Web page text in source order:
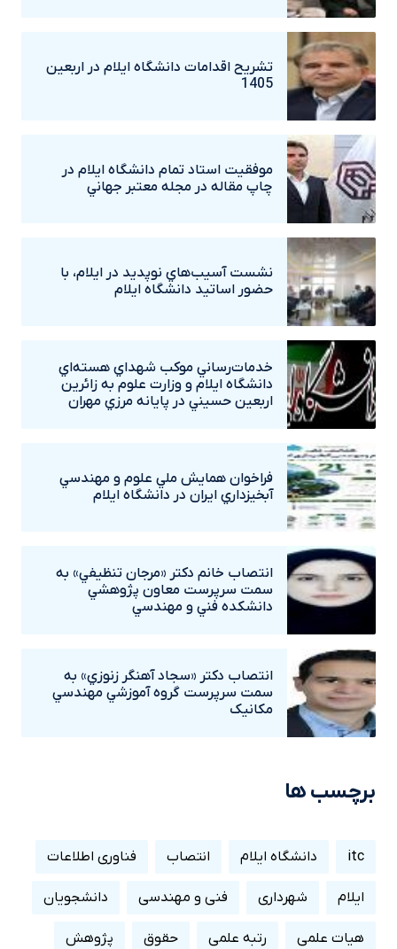
تشريح اقدامات دانشگاه ايلام در اربعين
1405
موفقيت استاد تمام دانشگاه ايلام در
چاپ مقاله در مجله معتبر جهاني
نشست آسيب‌هاي نوپديد در ايلام، با
حضور اساتيد دانشگاه ايلام
خدمات‌رساني موکب شهداي هسته‌اي
دانشگاه ايلام و وزارت علوم به زائرين
اربعين حسيني در پايانه مرزي مهران
فراخوان همايش ملي علوم و مهندسي
آبخيزداري ايران در دانشگاه ايلام
انتصاب خانم دکتر «مرجان تنظيفي» به
سمت سرپرست معاون پژوهشي
دانشکده فني و مهندسي
انتصاب دکتر «سجاد آهنگر زنوزي» به
سمت سرپرست گروه آموزشي مهندسي
مکانيک
برچسب ها
itc دانشگاه ایلام انتصاب فناوری اطلاعات
ایلام شهرداری فنی و مهندسی دانشجویان
هیات علمی رتبه علمی حقوق پژوهش